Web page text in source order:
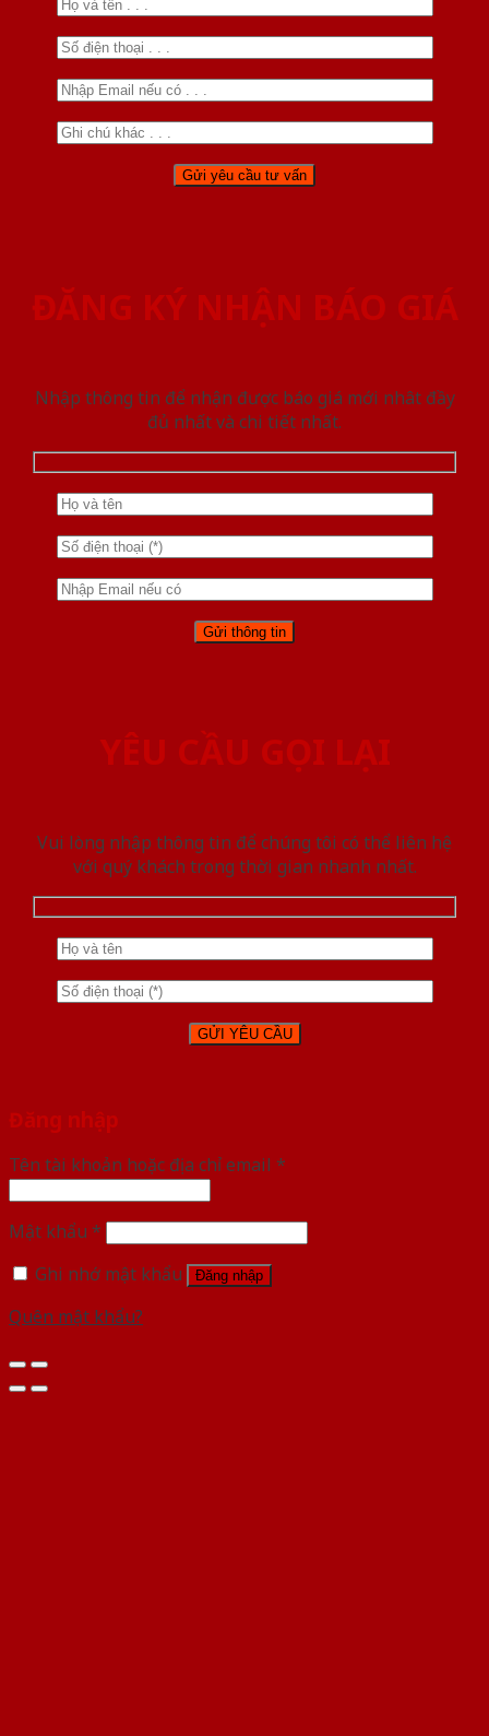
ĐĂNG KÝ NHẬN BÁO GIÁ
Nhập thông tin để nhận được báo giá mới nhât đầy
đủ nhất và chi tiết nhất.
YÊU CẦU GỌI LẠI
Vui lòng nhập thông tin để chúng tôi có thể liên hệ
với quý khách trong thời gian nhanh nhất.
Đăng nhập
Tên tài khoản hoặc địa chỉ email *
Mật khẩu *
Ghi nhớ mật khẩu
Đăng nhập
Quên mật khẩu?